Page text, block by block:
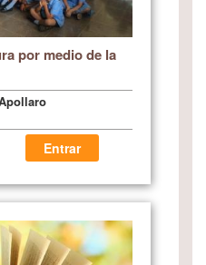
por medio de la
Entrar